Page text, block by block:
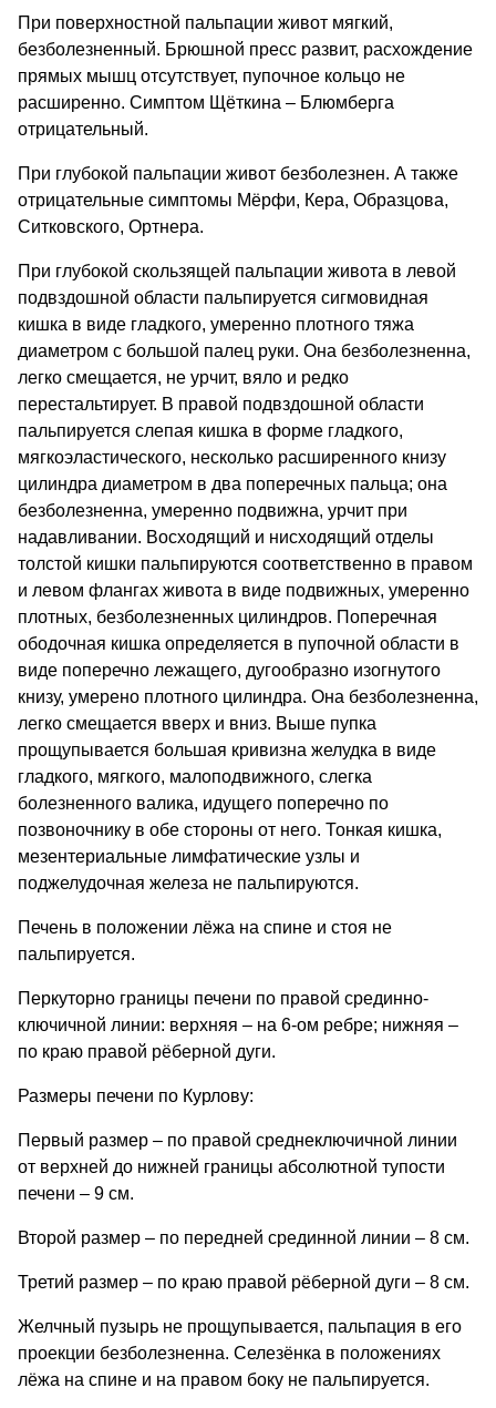
При поверхностной пальпации живот мягкий,
безболезненный. Брюшной пресс развит, расхождение
прямых мышц отсутствует, пупочное кольцо не
расширенно. Симптом Щёткина – Блюмберга
отрицательный.
При глубокой пальпации живот безболезнен. А также
отрицательные симптомы Мёрфи, Кера, Образцова,
Ситковского, Ортнера.
При глубокой скользящей пальпации живота в левой
подвздошной области пальпируется сигмовидная
кишка в виде гладкого, умеренно плотного тяжа
диаметром с большой палец руки. Она безболезненна,
легко смещается, не урчит, вяло и редко
перестальтирует. В правой подвздошной области
пальпируется слепая кишка в форме гладкого,
мягкоэластического, несколько расширенного книзу
цилиндра диаметром в два поперечных пальца; она
безболезненна, умеренно подвижна, урчит при
надавливании. Восходящий и нисходящий отделы
толстой кишки пальпируются соответственно в правом
и левом флангах живота в виде подвижных, умеренно
плотных, безболезненных цилиндров. Поперечная
ободочная кишка определяется в пупочной области в
виде поперечно лежащего, дугообразно изогнутого
книзу, умерено плотного цилиндра. Она безболезненна,
легко смещается вверх и вниз. Выше пупка
прощупывается большая кривизна желудка в виде
гладкого, мягкого, малоподвижного, слегка
болезненного валика, идущего поперечно по
позвоночнику в обе стороны от него. Тонкая кишка,
мезентериальные лимфатические узлы и
поджелудочная железа не пальпируются.
Печень в положении лёжа на спине и стоя не
пальпируется.
Перкуторно границы печени по правой срединно-
ключичной линии: верхняя – на 6-ом ребре; нижняя –
по краю правой рёберной дуги.
Размеры печени по Курлову:
Первый размер – по правой среднеключичной линии
от верхней до нижней границы абсолютной тупости
печени – 9 см.
Второй размер – по передней срединной линии – 8 см.
Третий размер – по краю правой рёберной дуги – 8 см.
Желчный пузырь не прощупывается, пальпация в его
проекции безболезненна. Селезёнка в положениях
лёжа на спине и на правом боку не пальпируется.